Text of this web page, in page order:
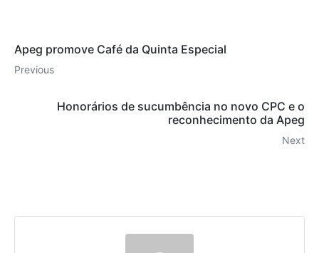
Apeg promove Café da Quinta Especial
Previous
Honorários de sucumbência no novo CPC e o
reconhecimento da Apeg
Next